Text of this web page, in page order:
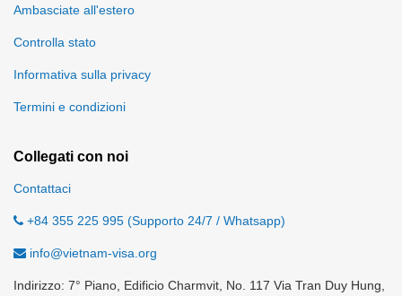
Ambasciate all'estero
Controlla stato
Informativa sulla privacy
Termini e condizioni
Collegati con noi
Contattaci
+84 355 225 995 (Supporto 24/7 / Whatsapp)
info@vietnam-visa.org
Indirizzo: 7° Piano, Edificio Charmvit, No. 117 Via Tran Duy Hung,